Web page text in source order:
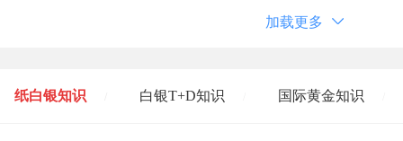
加载更多
纸白银知识 白银T+D知识 国际黄金知识